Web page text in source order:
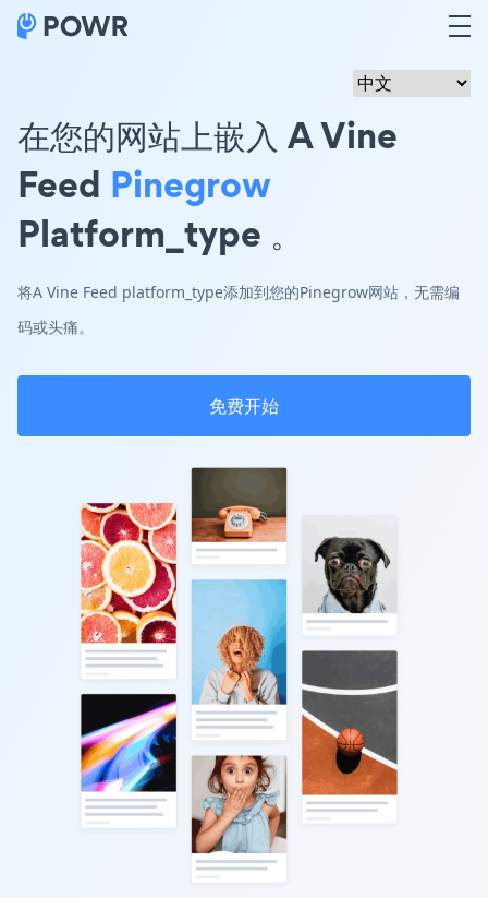
在您的网站上嵌入 A Vine
Feed Pinegrow
Platform_type 。
将A Vine Feed platform_type添加到您的Pinegrow网站，无需编
码或头痛。
免费开始